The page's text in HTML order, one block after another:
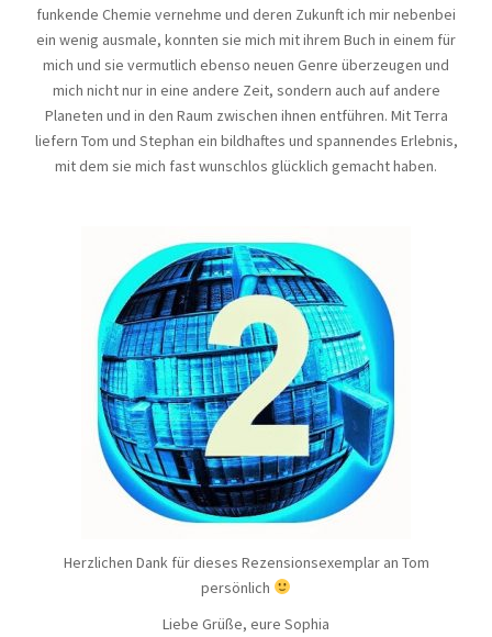
funkende Chemie vernehme und deren Zukunft ich mir nebenbei
ein wenig ausmale, konnten sie mich mit ihrem Buch in einem für
mich und sie vermutlich ebenso neuen Genre überzeugen und
mich nicht nur in eine andere Zeit, sondern auch auf andere
Planeten und in den Raum zwischen ihnen entführen. Mit Terra
liefern Tom und Stephan ein bildhaftes und spannendes Erlebnis,
mit dem sie mich fast wunschlos glücklich gemacht haben.
Herzlichen Dank für dieses Rezensionsexemplar an Tom
persönlich
Liebe Grüße, eure Sophia